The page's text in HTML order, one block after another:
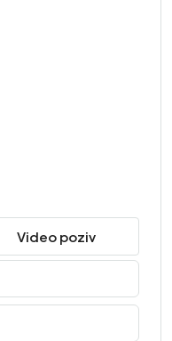
Video poziv